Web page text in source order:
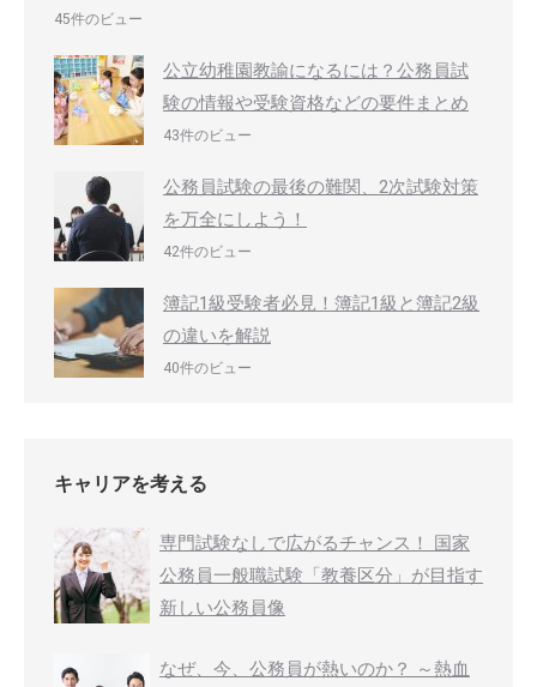
45件のビュー
公立幼稚園教諭になるには？公務員試
験の情報や受験資格などの要件まとめ
43件のビュー
公務員試験の最後の難関、2次試験対策
を万全にしよう！
42件のビュー
簿記1級受験者必見！簿記1級と簿記2級
の違いを解説
40件のビュー
キャリアを考える
専門試験なしで広がるチャンス！ 国家
公務員一般職試験「教養区分」が目指す
新しい公務員像
なぜ、今、公務員が熱いのか？ ～熱血